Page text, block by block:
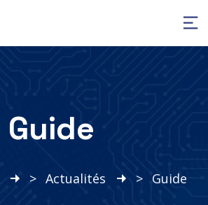
Guide
> Actualités > Guide